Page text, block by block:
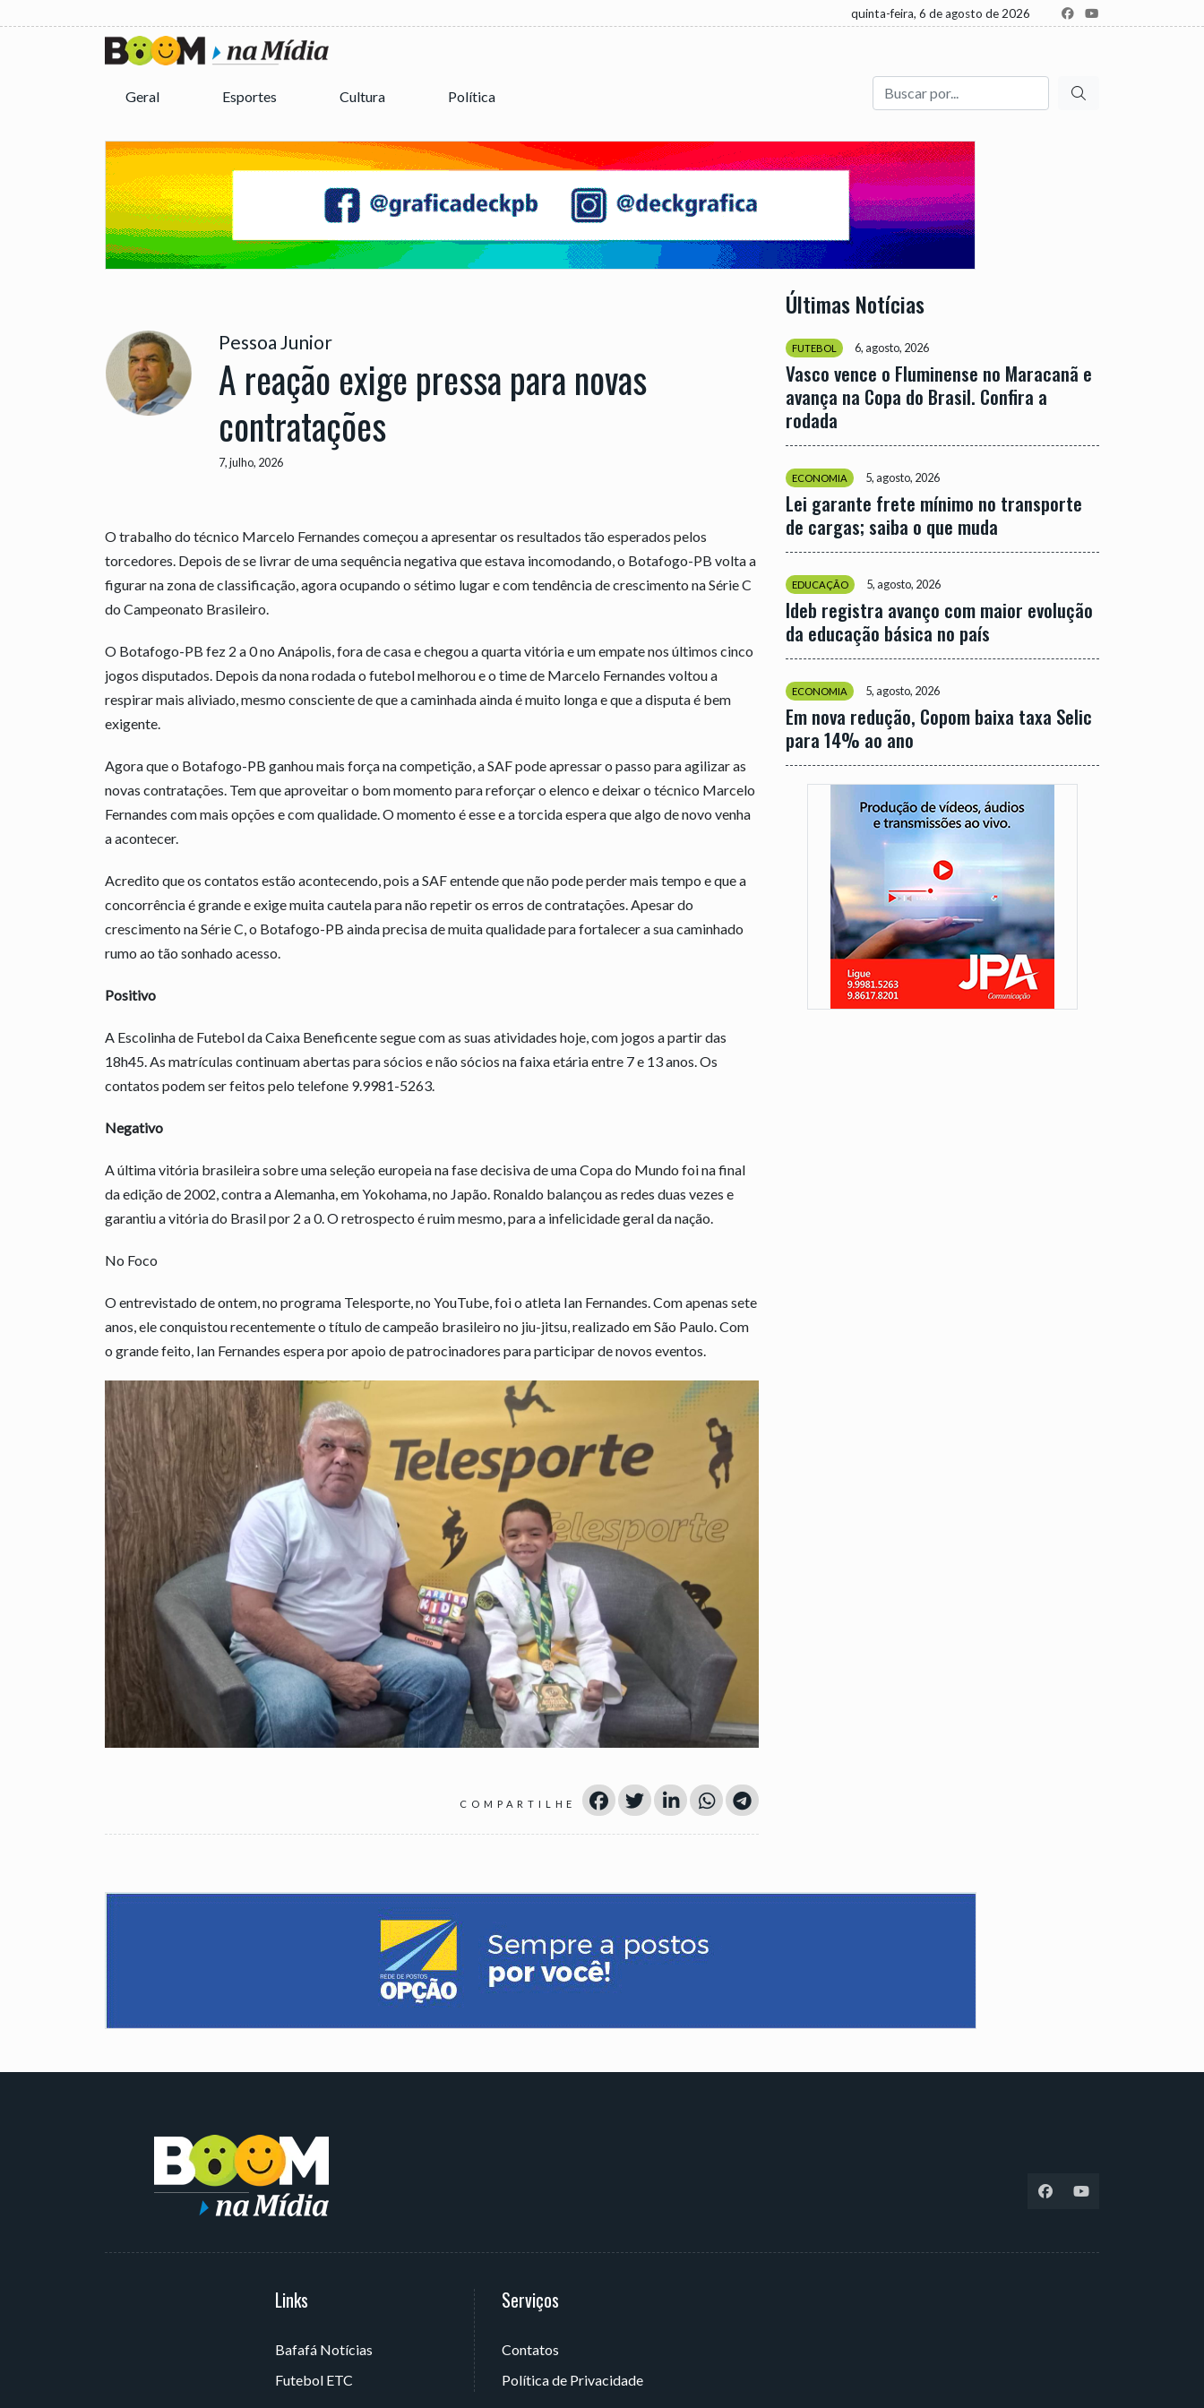
quinta-feira, 6 de agosto de 2026
Geral Esportes Cultura Política
Buscar
Pessoa Junior
A reação exige pressa para novas
contratações
7, julho, 2026
O trabalho do técnico Marcelo Fernandes começou a apresentar os resultados tão esperados pelos
torcedores. Depois de se livrar de uma sequência negativa que estava incomodando, o Botafogo-PB volta a
figurar na zona de classificação, agora ocupando o sétimo lugar e com tendência de crescimento na Série C
do Campeonato Brasileiro.
O Botafogo-PB fez 2 a 0 no Anápolis, fora de casa e chegou a quarta vitória e um empate nos últimos cinco
jogos disputados. Depois da nona rodada o futebol melhorou e o time de Marcelo Fernandes voltou a
respirar mais aliviado, mesmo consciente de que a caminhada ainda é muito longa e que a disputa é bem
exigente.
Agora que o Botafogo-PB ganhou mais força na competição, a SAF pode apressar o passo para agilizar as
novas contratações. Tem que aproveitar o bom momento para reforçar o elenco e deixar o técnico Marcelo
Fernandes com mais opções e com qualidade. O momento é esse e a torcida espera que algo de novo venha
a acontecer.
Acredito que os contatos estão acontecendo, pois a SAF entende que não pode perder mais tempo e que a
concorrência é grande e exige muita cautela para não repetir os erros de contratações. Apesar do
crescimento na Série C, o Botafogo-PB ainda precisa de muita qualidade para fortalecer a sua caminhado
rumo ao tão sonhado acesso.
Positivo
A Escolinha de Futebol da Caixa Beneficente segue com as suas atividades hoje, com jogos a partir das
18h45. As matrículas continuam abertas para sócios e não sócios na faixa etária entre 7 e 13 anos. Os
contatos podem ser feitos pelo telefone 9.9981-5263.
Negativo
A última vitória brasileira sobre uma seleção europeia na fase decisiva de uma Copa do Mundo foi na final
da edição de 2002, contra a Alemanha, em Yokohama, no Japão. Ronaldo balançou as redes duas vezes e
garantiu a vitória do Brasil por 2 a 0. O retrospecto é ruim mesmo, para a infelicidade geral da nação.
No Foco
O entrevistado de ontem, no programa Telesporte, no YouTube, foi o atleta Ian Fernandes. Com apenas sete
anos, ele conquistou recentemente o título de campeão brasileiro no jiu-jitsu, realizado em São Paulo. Com
o grande feito, Ian Fernandes espera por apoio de patrocinadores para participar de novos eventos.
COMPARTILHE
Últimas Notícias
FUTEBOL 6, agosto, 2026
Vasco vence o Fluminense no Maracanã e
avança na Copa do Brasil. Confira a
rodada
ECONOMIA 5, agosto, 2026
Lei garante frete mínimo no transporte
de cargas; saiba o que muda
EDUCAÇÃO 5, agosto, 2026
Ideb registra avanço com maior evolução
da educação básica no país
ECONOMIA 5, agosto, 2026
Em nova redução, Copom baixa taxa Selic
para 14% ao ano
Links
Bafafá Notícias
Futebol ETC
Serviços
Contatos
Política de Privacidade
Serviços
Av. Rui Barbosa, 405 - Torre, João Pessoa - PB, Brasil